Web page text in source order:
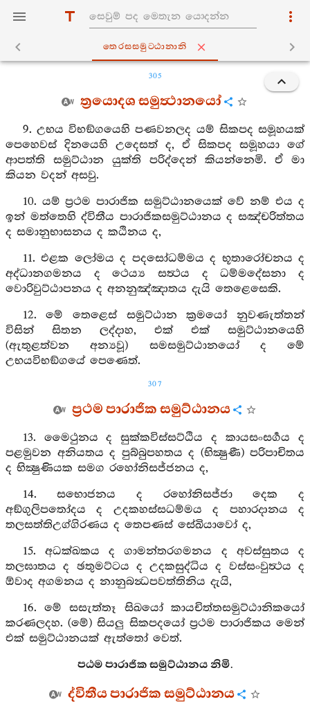
තෙරසසමුට‍්ඨානානි
305
ත්‍රයොදශ සමුත්‍ථානයෝ
9. උභය විභඞ්ගයෙහි පණවනලද යම් සිකපද සමූහයක්
පෙහෙවස් දිනයෙහි උදෙසත් ද, ඒ සිකපද සමූහයා ගේ
ආපත්ති සමුට්ඨාන යුක්ති පරිද්දෙන් කියන්නෙමි. ඒ මා
කියන වදන් අසවු.
10. යම් ප්‍රථම පාරාජික සමුට්ඨානයෙක් වේ නම් එය ද
ඉන් මත්තෙහි ද්විතීය පාරාජිකසමුට්ඨානය ද සඤ්චරිත්තය
ද සමානුභාසනය ද කඨිනය ද,
11. එළක ලෝමය ද පදසෝධම්මය ද භූතාරෝචනය ද
අද්ධානගමනය ද ථෙය්‍ය සත්‍ථය ද ධම්මදේසනා ද
වොරිවුට්ඨාපනය ද අනනුඤ්ඤාතය දැයි තෙළෙසෙකි.
12. මේ තෙළෙස් සමුට්ඨාන ක්‍රමයෝ නුවණැත්තන්
විසින් සිතන ලද්දාහ, එක් එක් සමුට්ඨානයෙහි
(ඇතුළත්වන අන්‍යවූ) සමසමුට්ඨානයෝ ද මේ
උභයවිභඞ්ගයේ පෙණෙත්.
307
ප්‍රථම පාරාජික සමුට්ඨානය
13. මෛථුනය ද සුක්කවිස්සට්ඨිය ද කායසංසර්‍ගය ද
පළමුවන අනියතය ද පුබ්බුපහතය ද (භික්‍ෂුණී) පරිපාචිතය
ද භික්‍ෂුණියක සමග රහෝනිසජ්ජනය ද,
14. සභොජනය ද රහෝනිසජ්ජා දෙක ද
අඞ්ගුලිපතෝදය ද උදකහස්සධම්මය ද පහාරදානය ද
තලසත්තිඋග්ගිරණය ද තෙපණස් සේඛියාවෝ ද,
15. අධක්ඛකය ද ගාමන්තරගමනය ද අවස්සුතය ද
තලඝාතය ද ඡතුමට්ටය ද උදකසුද්ධිය ද වස්සංවුත්‍ථය ද
ඕවාද අගමනය ද නානුබන්‍ධපවත්තිනිය දැයි,
16. මේ සසැත්තෑ සිඛයෝ කායචිත්තසමුට්ඨානිකයෝ
කරණලදහ. (මේ) සියලු සිකපදයෝ ප්‍රථම පාරාජිකය මෙන්
එක් සමුට්ඨානයක් ඇත්තෝ වෙත්.
පඨම පාරාජික සමුට්ඨානය නිමි.
ද්විතීය පාරාජික සමුට්ඨානය